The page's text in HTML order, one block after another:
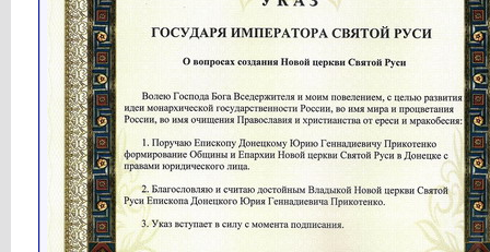
Кубарев
Кубарев
Новости Святой Руси... 21.11.2019,16:14
Кубарев
Новости Святой Руси...05.12.2019,08:30
Кубарев
Новости Святой Руси...
Кубарев Новости Святой Руси...26.12.2019,08:13
Кубарев
Новости Святой Руси... 11.01.2020,
Кубарев Интервью для ТВ канала 360...14.01.2020,16:14
Кубарев Интервью для НТВ сегодня...
Кубарев Новости Святой Руси...28.01.2020,08:51
Кубарев Новости Святой Руси... 01.02.2020,
Кубарев
Новости Святой Руси...